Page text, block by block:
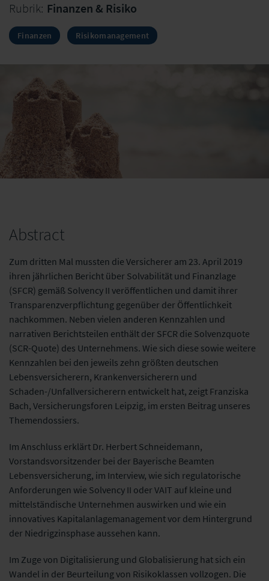
Rubrik: Finanzen & Risiko
Finanzen Risikomanagement
Abstract
Zum dritten Mal mussten die Versicherer am 23. April 2019
ihren jährlichen Bericht über Solvabilität und Finanzlage
(SFCR) gemäß Solvency II veröffentlichen und damit ihrer
Transparenzverpflichtung gegenüber der Öffentlichkeit
nachkommen. Neben vielen anderen Kennzahlen und
narrativen Berichtsteilen enthält der SFCR die Solvenzquote
(SCR-Quote) des Unternehmens. Wie sich diese sowie weitere
Kennzahlen bei den jeweils zehn größten deutschen
Lebensversicherern, Krankenversicherern und
Schaden-/Unfallversicherern entwickelt hat, zeigt Franziska
Bach, Versicherungsforen Leipzig, im ersten Beitrag unseres
Themendossiers.
Im Anschluss erklärt Dr. Herbert Schneidemann,
Vorstandsvorsitzender bei der Bayerische Beamten
Lebensversicherung, im Interview, wie sich regulatorische
Anforderungen wie Solvency II oder VAIT auf kleine und
mittelständische Unternehmen auswirken und wie ein
innovatives Kapitalanlagemanagement vor dem Hintergrund
der Niedrigzinsphase aussehen kann.
Im Zuge von Digitalisierung und Globalisierung hat sich ein
Wandel in der Beurteilung von Risikoklassen vollzogen. Die